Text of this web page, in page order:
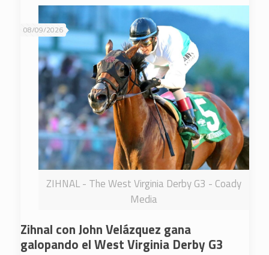
ZIHNAL - The West Virginia Derby G3 - Coady
Media
08/09/2026
Zihnal con John Velázquez gana
galopando el West Virginia Derby G3